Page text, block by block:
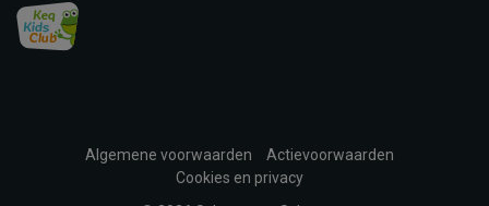
Algemene voorwaarden
Actievoorwaarden
Cookies en privacy